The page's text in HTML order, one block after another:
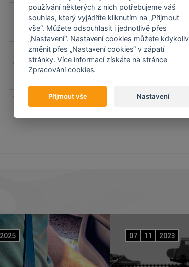
Délka čepele (mm) 13,000000
Celková délka (mm) 25,900000
Povrchová úprava
čepele
StoneWash
Tloušťka čepele (mm)
2025 07 11 2023
používání některých z nich potřebujeme váš
souhlas, který vyjádříte kliknutím na „Přijmout
vše“. Můžete odsouhlasit i jednotlivě přes
„Nastavení“. Nastavení cookies můžete kdykoliv
změnit přes „Nastavení cookies“ v zápatí
stránky. Více informací získáte na stránce
Zpracování cookies.
Přijmout vše Nastavení